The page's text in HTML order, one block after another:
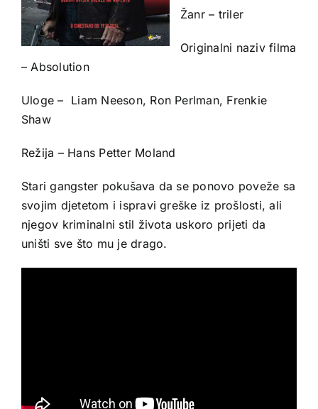
Žanr – triler
Originalni naziv filma
– Absolution
Uloge – Liam Neeson, Ron Perlman, Frenkie
Shaw
Režija – Hans Petter Moland
Stari gangster pokušava da se ponovo poveže sa
svojim djetetom i ispravi greške iz prošlosti, ali
njegov kriminalni stil života uskoro prijeti da
uništi sve što mu je drago.